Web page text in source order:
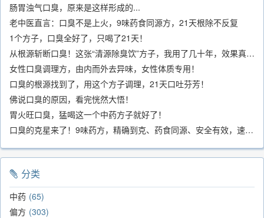
肠胃浊气口臭，原来是这样形成的...
老中医直言：口臭不是上火，9味药食同源方，21天根除不反复
1个方子，口臭全好了，只喝了21天！
从根源斩断口臭！这张“清源除臭饮”方子，我用了几十年，效果真不错
女性口臭调理方，由内而外去异味，女性体质专用！
口臭的根源找到了，用这个方子调理，21天口吐芬芳！
佛说口臭的原因，看完恍然大悟！
胃火旺口臭，猛喝这一个中药方子就好了！
口臭的克星来了！9味药方，精确到克、药食同源、安全有效，速看！
分类
中药 65
偏方 303